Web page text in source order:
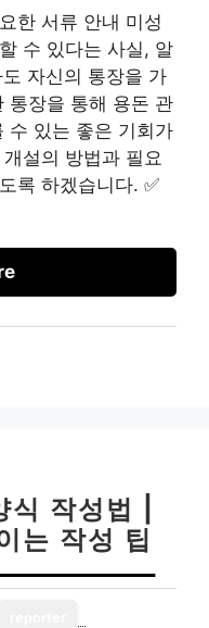
한 서류 안내 미성
수 있다는 사실, 알
자신의 통장을 가
통장을 통해 용돈 관
수 있는 좋은 기회가
설의 방법과 필요
록 하겠습니다. ✅
작성법 |
는 작성 팁